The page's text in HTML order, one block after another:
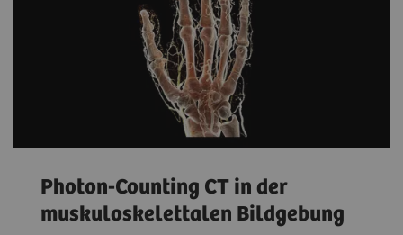
Photon-Counting CT in der
muskuloskelettalen Bildgebung